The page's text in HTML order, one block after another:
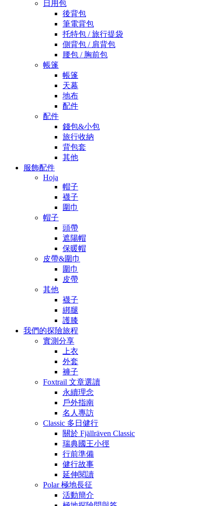
日用包
後背包
筆電背包
托特包 / 旅行提袋
側背包 / 肩背包
腰包 / 胸前包
帳篷
帳篷
天幕
地布
配件
配件
錢包&小包
旅行收納
背包套
其他
服飾配件
Hoja
帽子
襪子
圍巾
帽子
頭帶
遮陽帽
保暖帽
皮帶&圍巾
圍巾
皮帶
其他
襪子
綁腿
護膝
我們的探險旅程
實測分享
上衣
外套
褲子
Foxtrail 文章選讀
永續理念
戶外指南
名人專訪
Classic 多日健行
關於 Fjällräven Classic
瑞典國王小徑
行前準備
健行故事
延伸閱讀
Polar 極地長征
活動簡介